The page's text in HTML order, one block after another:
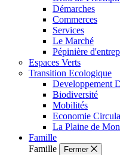
Démarches
Commerces
Services
Le Marché
Pépinière
Espaces Verts
Transition Ecologique
Developpement
Biodiversité
Mobilités
Economie
La Plaine de
Famille
Famille
Fermer